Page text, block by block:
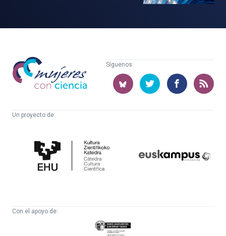
Mujeres
con
ciencia
Síguenos:
Un proyecto de:
Cultura
Científica
Con el apoyo de:
Eusko